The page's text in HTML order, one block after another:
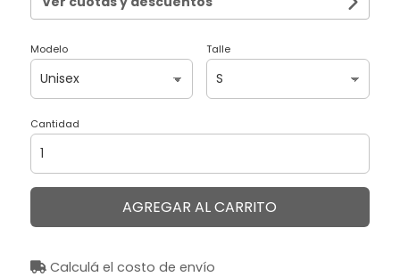
Modelo Talle
Cantidad
AGREGAR AL CARRITO
Calculá el costo de envío